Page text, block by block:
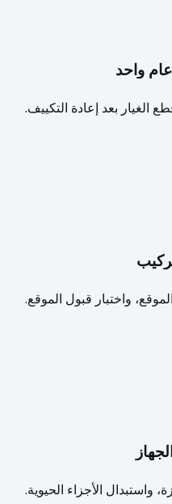
واحد
بعد إعادة التكييف.
واختبار قبول الموقع.
واستبدال الأجزاء الحيوية.